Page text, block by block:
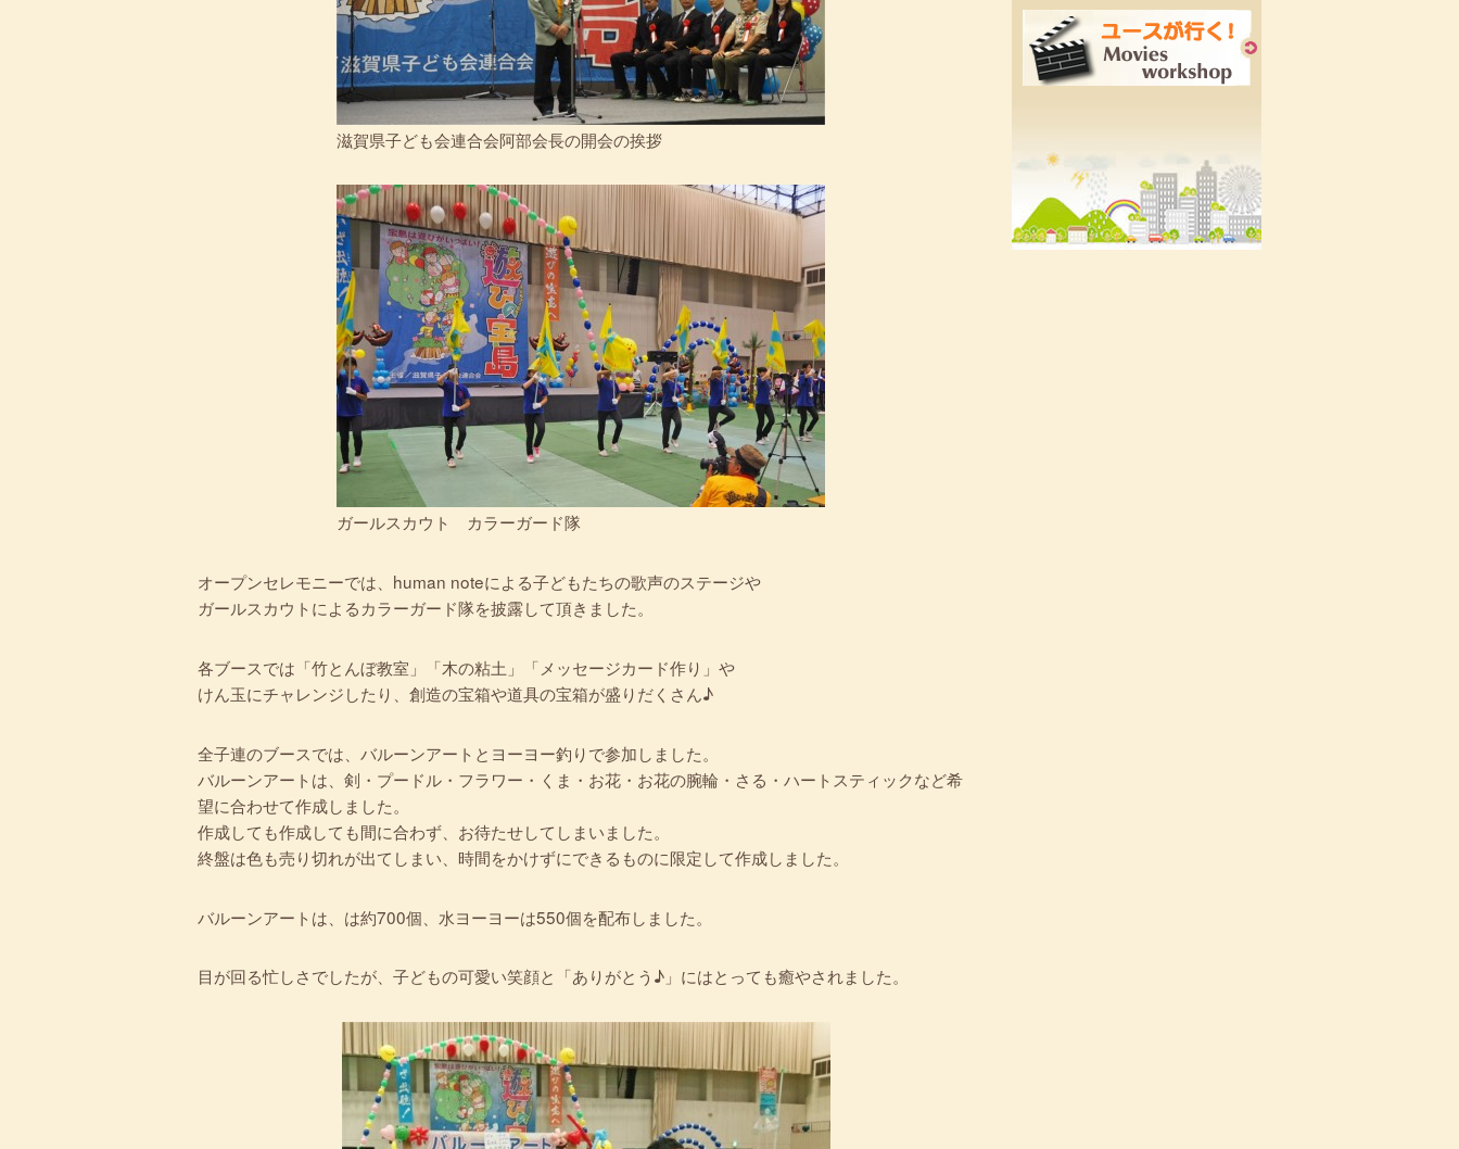
滋賀県子ども会連合会阿部会長の開会の挨拶
ガールスカウト カラーガード隊
オープンセレモニーでは、human noteによる子どもたちの歌声のステージや
ガールスカウトによるカラーガード隊を披露して頂きました。
各ブースでは「竹とんぼ教室」「木の粘土」「メッセージカード作り」や
けん玉にチャレンジしたり、創造の宝箱や道具の宝箱が盛りだくさん♪
全子連のブースでは、バルーンアートとヨーヨー釣りで参加しました。
バルーンアートは、剣・プードル・フラワー・くま・お花・お花の腕輪・さる・ハートスティックなど希
望に合わせて作成しました。
作成しても作成しても間に合わず、お待たせしてしまいました。
終盤は色も売り切れが出てしまい、時間をかけずにできるものに限定して作成しました。
バルーンアートは、は約700個、水ヨーヨーは550個を配布しました。
目が回る忙しさでしたが、子どもの可愛い笑顔と「ありがとう♪」にはとっても癒やされました。